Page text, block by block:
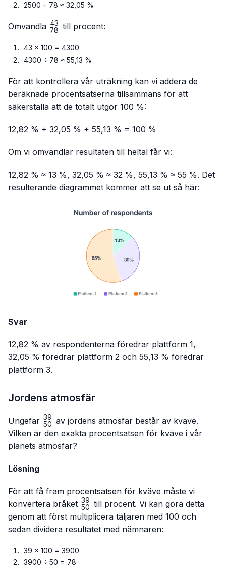
2500 ÷ 78 ≈ 32,05 %
Omvandla \frac{43}
78
43 till procent:
43 × 100 = 4300
4300 ÷ 78 ≈ 55,13 %
För att kontrollera vår uträkning kan vi addera de
beräknade procentsatserna tillsammans för att
säkerställa att de totalt utgör 100 %:
12,82 % + 32,05 % + 55,13 % = 100 %
Om vi omvandlar resultaten till heltal får vi:
12,82 % ≈ 13 %, 32,05 % ≈ 32 %, 55,13 % ≈ 55 %. Det
resulterande diagrammet kommer att se ut så här:
Svar
12,82 % av respondenterna föredrar plattform 1,
32,05 % föredrar plattform 2 och 55,13 % föredrar
plattform 3.
Jordens atmosfär
Ungefär \frac{39}
{50}
50
39 av jordens atmosfär består av kväve.
Vilken är den exakta procentsatsen för kväve i vår
planets atmosfär?
Lösning
För att få fram procentsatsen för kväve måste vi
konvertera bråket \frac{39}
{50}
50
39 till procent. Vi kan göra detta
genom att först multiplicera täljaren med 100 och
sedan dividera resultatet med nämnaren:
39 × 100 = 3900
3900 ÷ 50 = 78